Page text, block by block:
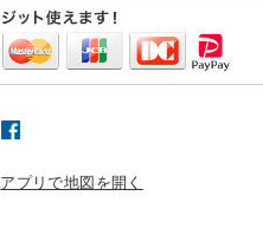
アプリで地図を開く